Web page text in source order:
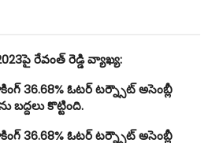
రేవంత్ రెడ్డి వ్యాఖ్య:
36.68% ఓటర్ టర్న్సౌట్ అసెంబ్లీ
కొట్టింది.
36.68% ఓటర్ టర్న్సౌట్ అసెంబ్లీ